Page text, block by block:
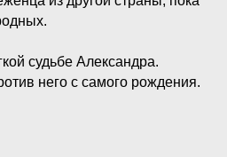
судьбе Александра.
него с самого рождения.